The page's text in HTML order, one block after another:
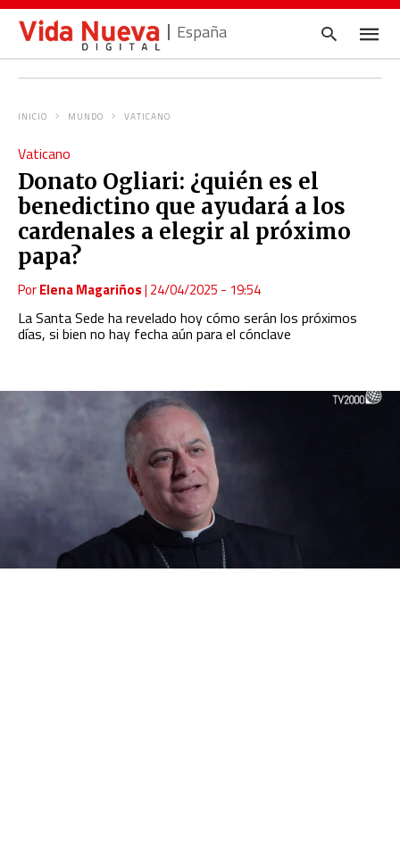
España
INICIO MUNDO VATICANO
Vaticano
Donato Ogliari: ¿quién es el
benedictino que ayudará a los
cardenales a elegir al próximo
papa?
PorElena Magariños| 24/04/2025 - 19:54
La Santa Sede ha revelado hoy cómo serán los próximos
días, si bien no hay fecha aún para el cónclave